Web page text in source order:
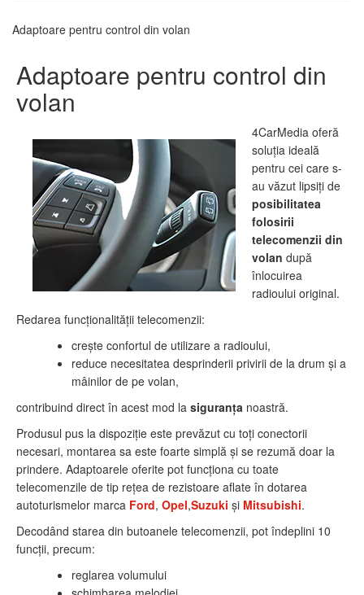
Adaptoare pentru control din volan
Adaptoare pentru control din
volan
4CarMedia oferă
soluţia ideală
pentru cei care s-
au văzut lipsiţi de
posibilitatea
folosirii
telecomenzii din
volan după
înlocuirea
radioului original.
Redarea funcţionalităţii telecomenzii:
creşte confortul de utilizare a radioului,
reduce necesitatea desprinderii privirii de la drum şi a
mâinilor de pe volan,
contribuind direct în acest mod la siguranţa noastră.
Produsul pus la dispoziţie este prevăzut cu toţi conectorii
necesari, montarea sa este foarte simplă şi se rezumă doar la
prindere. Adaptoarele oferite pot funcţiona cu toate
telecomenzile de tip reţea de rezistoare aflate în dotarea
autoturismelor marca Ford, Opel,Suzuki și Mitsubishi.
Decodând starea din butoanele telecomenzii, pot îndeplini 10
funcţii, precum:
reglarea volumului